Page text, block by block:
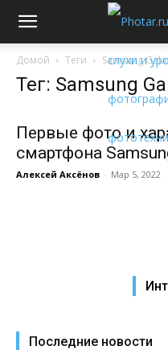
Домой Теги Samsung
Тег: Samsung
Первые фото и
смартфона
Алексей Аксёнов - Мар 5, 2022
Последние новости